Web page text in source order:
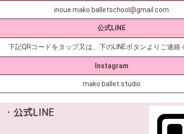
inoue.mako.balletschool@gmail.com
公式LINE
下記QRコードをタップ又は、下のLINEボタンよりご連絡
Instagram
mako.ballet.studio
・公式LINE